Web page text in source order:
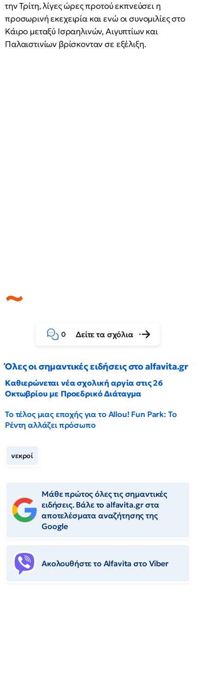
την Τρίτη, λίγες ώρες προτού εκπνεύσει η
προσωρινή εκεχειρία και ενώ οι συνομιλίες στο
Κάιρο μεταξύ Ισραηλινών, Αιγυπτίων και
Παλαιστινίων βρίσκονταν σε εξέλιξη.
0 Δείτε τα σχόλια
Όλες οι σημαντικές ειδήσεις στο alfavita.gr
Καθιερώνεται νέα σχολική αργία στις 26
Οκτωβρίου με Προεδρικό Διάταγμα
Το τέλος μιας εποχής για το Allou! Fun Park: Το
Ρέντη αλλάζει πρόσωπο
νεκροί
Μάθε πρώτος όλες τις σημαντικές
ειδήσεις. Βάλε το alfavita.gr στα
αποτελέσματα αναζήτησης της
Google
Ακολουθήστε το Αlfavita στο Viber